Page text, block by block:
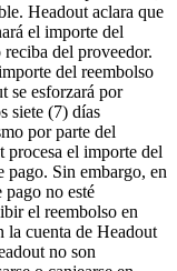
Headout aclara que
el importe del
del proveedor.
del reembolso
se esforzará por
siete (7) días
por parte del
procesa el importe del
pago. Sin embargo, en
no esté
el reembolso en
la cuenta de Headout
no son